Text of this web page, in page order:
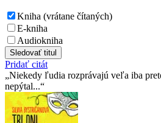
Kniha (vrátane čítaných)
E-kniha
Audiokniha
Sledovať titul
Pridať citát
Niekedy ľudia rozprávajú veľa iba
nepýtal...